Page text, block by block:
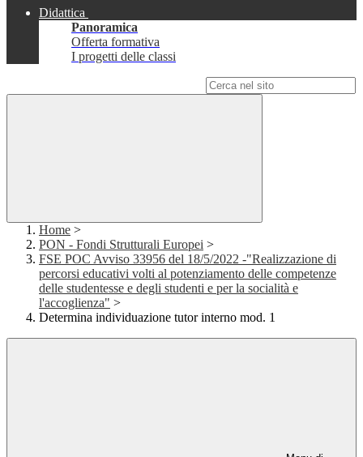
Didattica
Panoramica
Offerta formativa
I progetti delle classi
Home >
PON - Fondi Strutturali Europei >
FSE POC Avviso 33956 del 18/5/2022 -"Realizzazione di
percorsi educativi volti al potenziamento delle competenze
delle studentesse e degli studenti e per la socialità e
l'accoglienza" >
Determina individuazione tutor interno mod. 1